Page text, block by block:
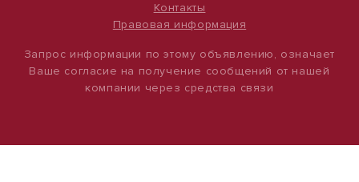
Контакты
Правовая информация
Запрос информации по этому объявлению, означает
Ваше согласие на получение сообщений от нашей
компании через средства связи